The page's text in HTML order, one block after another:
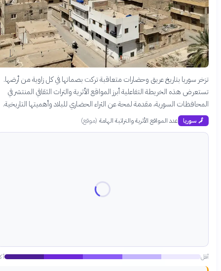
تزخر سوريا بتاريخ عريق وحضارات متعاقبة تركت بصماتها في كل زاوية من أرضها.
تستعرض هذه الخريطة التفاعلية أبرز المواقع الأثرية والتراث الثقافي المنتشر في
المحافظات السورية، مقدمة لمحة عن الثراء الحضاري للبلاد وأهميتها التاريخية.
🗾 سوريا عدد المواقع الأثرية والتراثية الهامة (موقع)
أكثر